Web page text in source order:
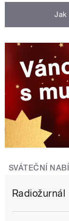
Jak
SVÁTEČNÍ
Radiožurnál